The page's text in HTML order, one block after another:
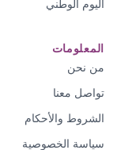
اليوم الوطني
المعلومات
من نحن
تواصل معنا
الشروط والأحكام
سياسة الخصوصية